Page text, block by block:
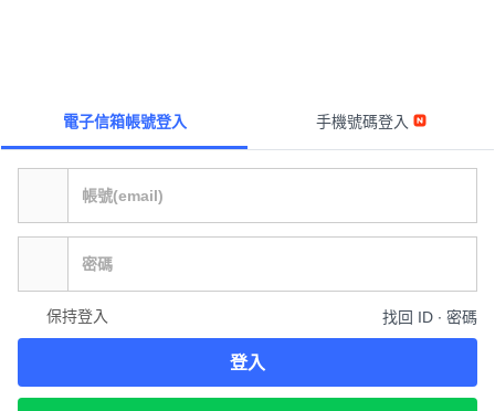
電子信箱帳號登入 手機號碼登入
保持登入 找回 ID ∙ 密碼
登入